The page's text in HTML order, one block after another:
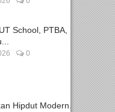
School, PTBA,
0
Hipdut Modern...